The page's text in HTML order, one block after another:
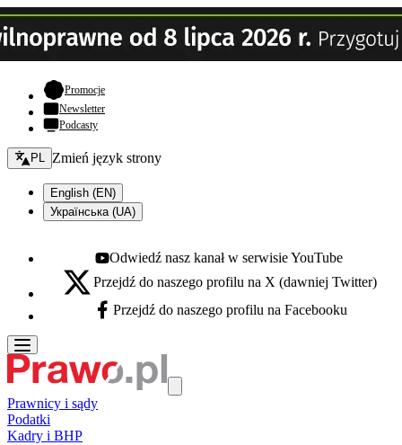
Promocje- otwiera się w nowej karcie
Newsletter
Podcasty
Zmień język - bieżący:
PL Zmień język strony
English (EN)
Українська (UA)
Youtube - otwiera się w nowej karcie
Odwiedź nasz kanał w serwisie YouTube
X - otwiera się w nowej karcie
Przejdź do naszego profilu na X (dawniej Twitter)
Facebook - otwiera się w nowej karcie
Przejdź do naszego profilu na Facebooku
Prawnicy i sądy
Podatki
Kadry i BHP